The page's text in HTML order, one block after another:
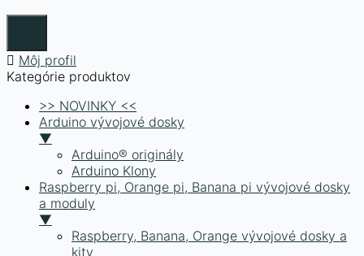
Môj profil
Kategórie produktov
>> NOVINKY <<
Arduino vývojové dosky
▼
Arduino® originály
Arduino Klony
Raspberry pi, Orange pi, Banana pi vývojové dosky
a moduly
▼
Raspberry, Banana, Orange vývojové dosky a
kity